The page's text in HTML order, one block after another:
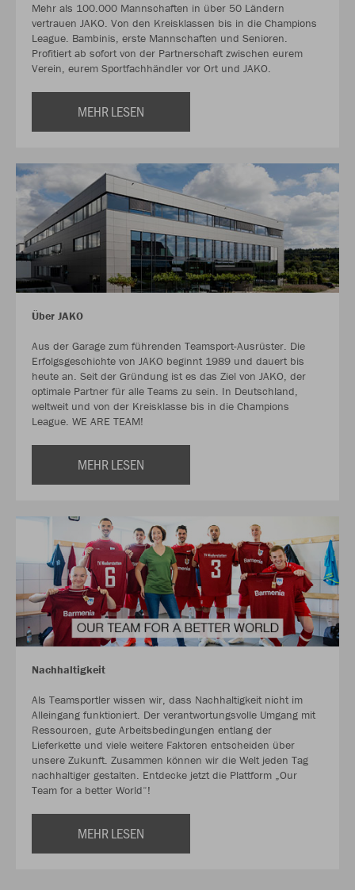
Mehr als 100.000 Mannschaften in über 50 Ländern
vertrauen JAKO. Von den Kreisklassen bis in die Champions
League. Bambinis, erste Mannschaften und Senioren.
Profitiert ab sofort von der Partnerschaft zwischen eurem
Verein, eurem Sportfachhändler vor Ort und JAKO.
MEHR LESEN
Über JAKO
Aus der Garage zum führenden Teamsport-Ausrüster. Die
Erfolgsgeschichte von JAKO beginnt 1989 und dauert bis
heute an. Seit der Gründung ist es das Ziel von JAKO, der
optimale Partner für alle Teams zu sein. In Deutschland,
weltweit und von der Kreisklasse bis in die Champions
League. WE ARE TEAM!
MEHR LESEN
Nachhaltigkeit
Als Teamsportler wissen wir, dass Nachhaltigkeit nicht im
Alleingang funktioniert. Der verantwortungsvolle Umgang mit
Ressourcen, gute Arbeitsbedingungen entlang der
Lieferkette und viele weitere Faktoren entscheiden über
unsere Zukunft. Zusammen können wir die Welt jeden Tag
nachhaltiger gestalten. Entdecke jetzt die Plattform „Our
Team for a better World“!
MEHR LESEN